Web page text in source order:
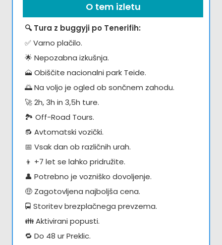
O tem izletu
🔍 Tura z buggyji po Tenerifih:
✅ Varno plačilo.
🌟 Nepozabna izkušnja.
🗻 Obiščite nacionalni park Teide.
🌅 Na voljo je ogled ob sončnem zahodu.
🚀 2h, 3h in 3,5h ture.
🏞️ Off-Road Tours.
🔂 Avtomatski vozički.
📅 Vsak dan ob različnih urah.
👦 +7 let se lahko pridružite.
👤 Potrebno je vozniško dovoljenje.
🤑 Zagotovljena najboljša cena.
🚍 Storitev brezplačnega prevzema.
👪 Aktivirani popusti.
🔁 Do 48 ur Preklic.